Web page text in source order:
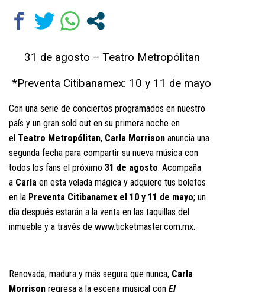
31 de agosto – Teatro Metropólitan
*Preventa Citibanamex: 10 y 11 de mayo
Con una serie de conciertos programados en nuestro
país y un gran sold out en su primera noche en
el Teatro Metropólitan, Carla Morrison anuncia una
segunda fecha para compartir su nueva música con
todos los fans el próximo 31 de agosto. Acompaña
a Carla en esta velada mágica y adquiere tus boletos
en la Preventa Citibanamex el 10 y 11 de mayo; un
día después estarán a la venta en las taquillas del
inmueble y a través de www.ticketmaster.com.mx.
Renovada, madura y más segura que nunca, Carla
Morrison regresa a la escena musical con El